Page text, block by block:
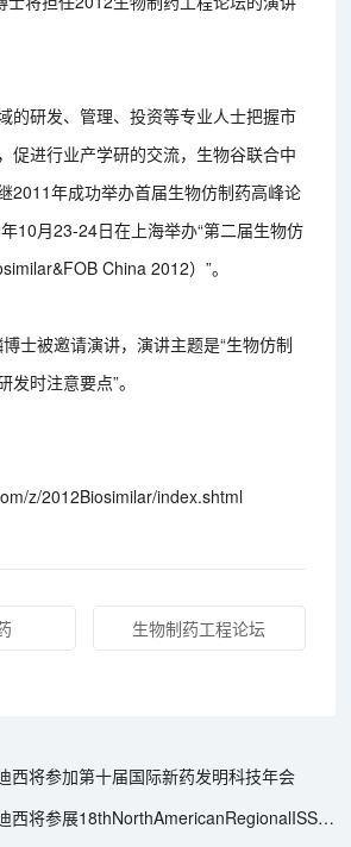
的研发、管理、投资等专业人士把握市
促进行业产学研的交流，生物谷联合中
2011年成功举办首届生物仿制药高峰论
10月23-24日在上海举办“第二届生物仿
China 2012）”。
士被邀请演讲，演讲主题是“生物仿制
时注意要点”。
z/2012Biosimilar/index.shtml
生物制药工程论坛
西将参加第十届国际新药发明科技年会
参展18thNorthAmericanRegionalISSXMeeting会议